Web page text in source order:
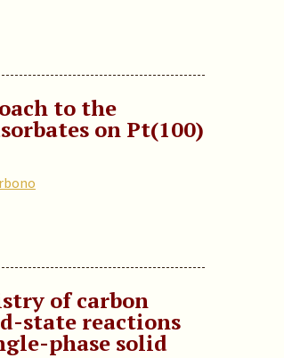
to the
on Pt(100)
of carbon
state reactions
phase solid